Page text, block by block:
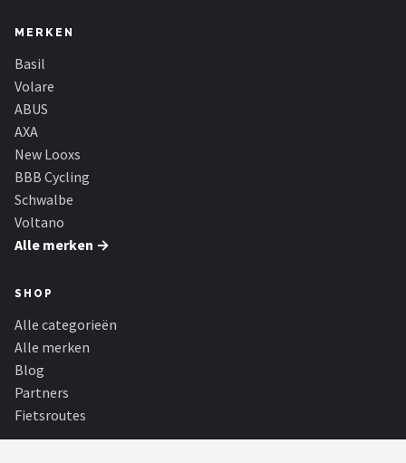
MERKEN
Basil
Volare
ABUS
AXA
New Looxs
BBB Cycling
Schwalbe
Voltano
Alle merken →
SHOP
Alle categorieën
Alle merken
Blog
Partners
Fietsroutes